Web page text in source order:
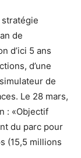
de
d’ici 5 ans
d’une
de
Le 28 mars,
: «Objectif
du parc pour
(15,5 millions